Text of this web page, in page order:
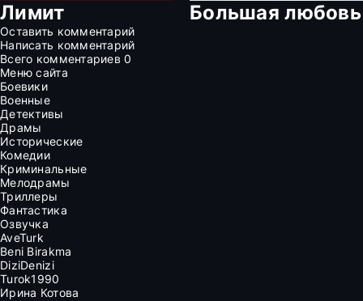
Лимит Большая любовь
Оставить комментарий
Написать комментарий
Всего комментариев0
Меню сайта
Боевики
Военные
Детективы
Драмы
Исторические
Комедии
Криминальные
Мелодрамы
Триллеры
Фантастика
Озвучка
AveTurk
Beni Birakma
DiziDenizi
Turok1990
Ирина Котова